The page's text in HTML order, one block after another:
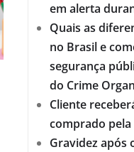
em alerta
Quais as
no Brasil e
segurança
do Crime
Cliente
comprado
Gravidez após